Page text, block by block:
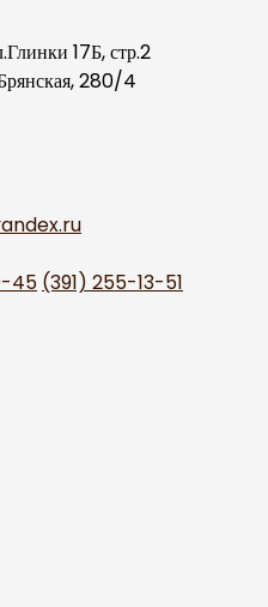
17Б, стр.2
280/4
45 (391) 255-13-51